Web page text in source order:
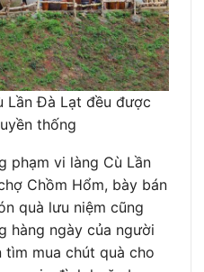
Lần Đà Lạt đều được
thống
phạm vi làng Cù Lần
Chồm Hổm, bày bán
quà lưu niệm cũng
hàng ngày của người
tìm mua chút quà cho